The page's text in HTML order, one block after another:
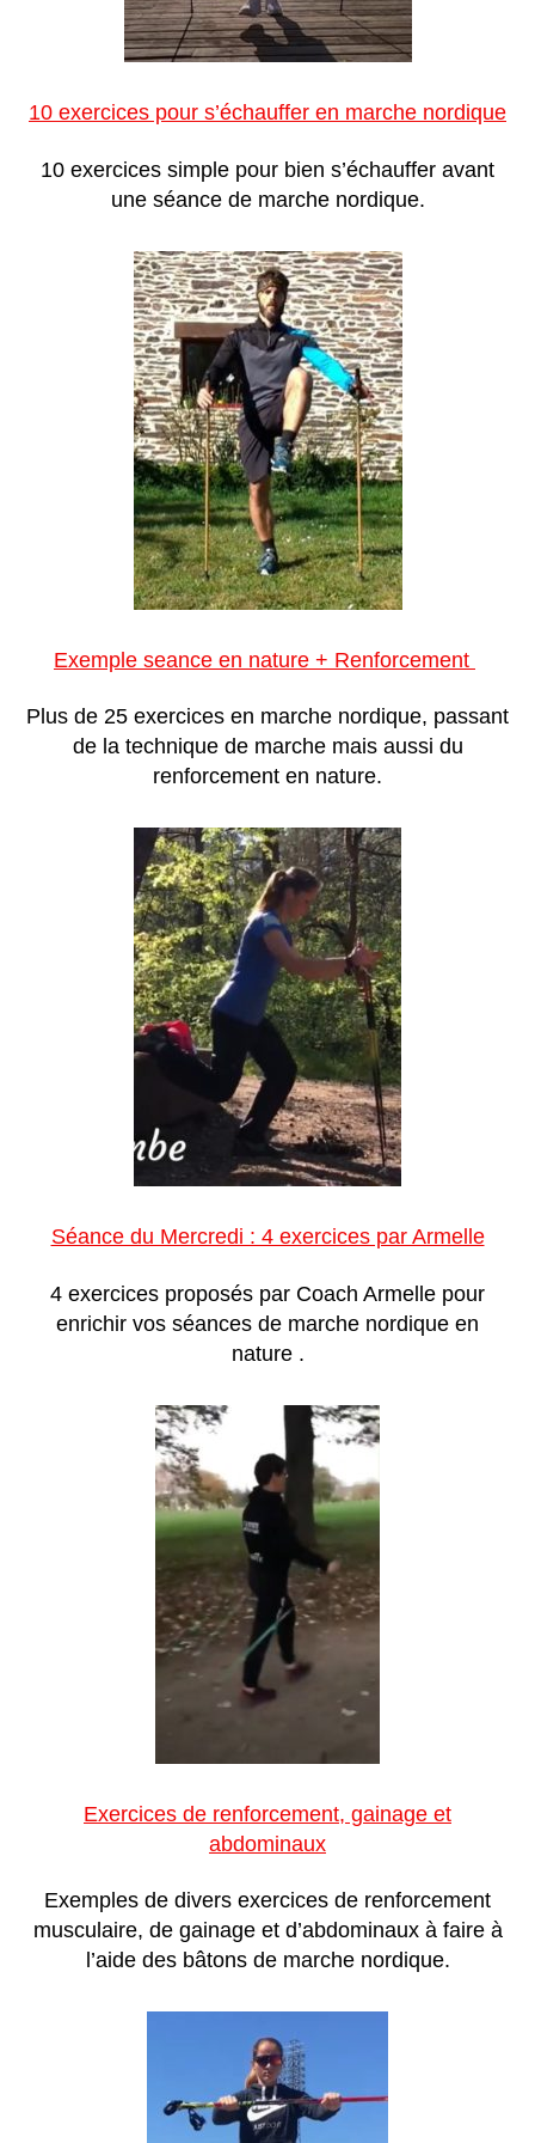
10 exercices pour s’échauffer en marche nordique
10 exercices simple pour bien s’échauffer avant
une séance de marche nordique.
Exemple seance en nature + Renforcement
Plus de 25 exercices en marche nordique, passant
de la technique de marche mais aussi du
renforcement en nature.
Séance du Mercredi : 4 exercices par Armelle
4 exercices proposés par Coach Armelle pour
enrichir vos séances de marche nordique en
nature .
Exercices de renforcement, gainage et
abdominaux
Exemples de divers exercices de renforcement
musculaire, de gainage et d’abdominaux à faire à
l’aide des bâtons de marche nordique.